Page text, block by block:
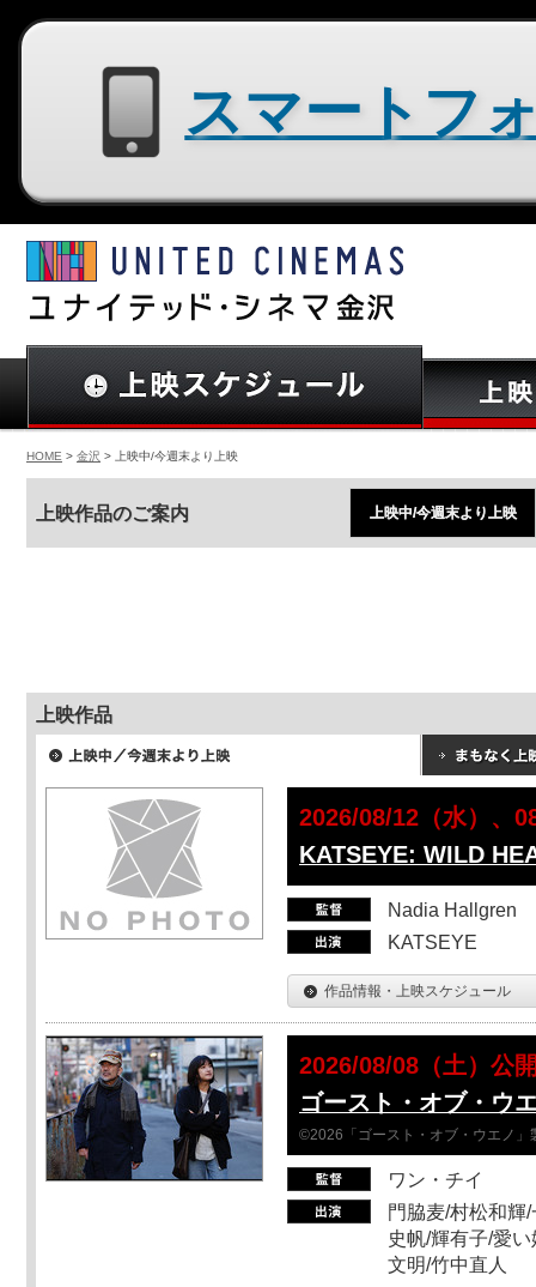
HOME > 金沢 > 上映中/今週末より上映
上映作品のご案内 上映中/今週末より上映
上映作品
2026/08/12（水）、
KATSEYE: WILD
Nadia Hallgren
KATSEYE
作品情報・上映スケジュール
2026/08/08（土）公
ゴースト・オブ・ウ
©2026「ゴースト・オブ・ウエノ」
ワン・チイ
門脇麦/村松和輝
史帆/輝有子/愛
文明/竹中直人